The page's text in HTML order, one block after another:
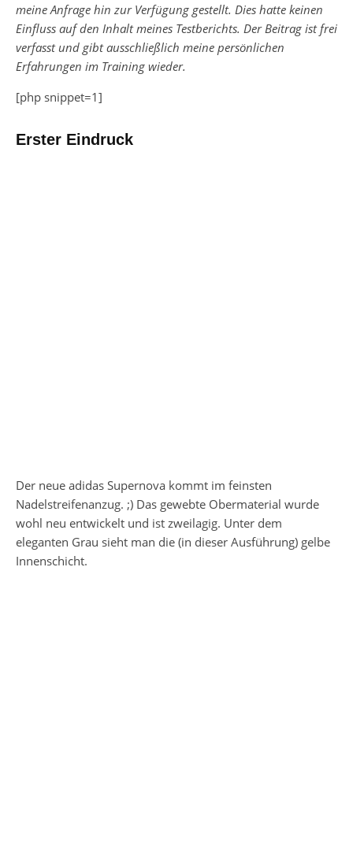
meine Anfrage hin zur Verfügung gestellt. Dies hatte keinen
Einfluss auf den Inhalt meines Testberichts. Der Beitrag ist frei
verfasst und gibt ausschließlich meine persönlichen
Erfahrungen im Training wieder.
[php snippet=1]
Erster Eindruck
Der neue adidas Supernova kommt im feinsten
Nadelstreifenanzug. ;) Das gewebte Obermaterial wurde
wohl neu entwickelt und ist zweilagig. Unter dem
eleganten Grau sieht man die (in dieser Ausführung) gelbe
Innenschicht.